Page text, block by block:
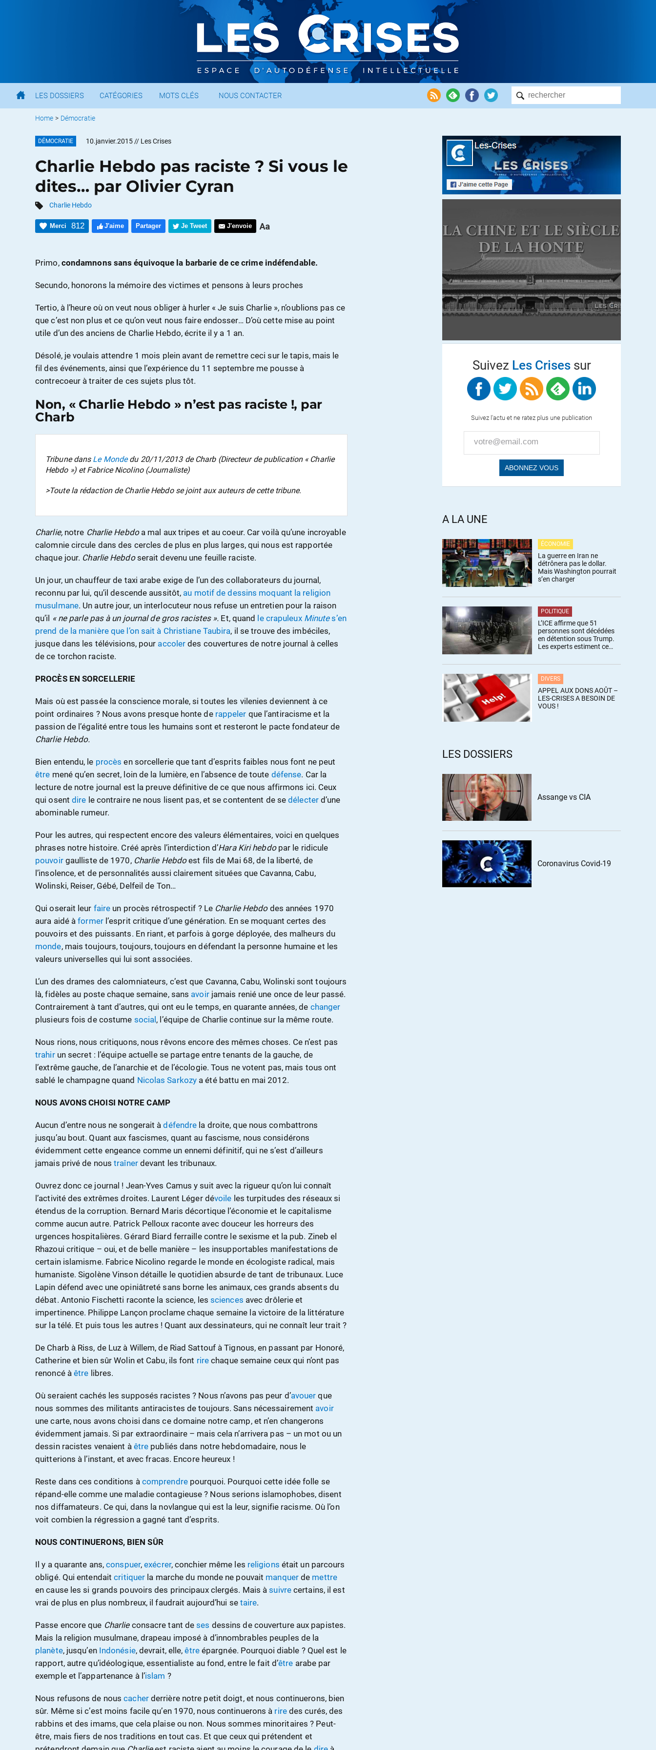
LES DOSSIERS CATÉGORIES MOTS CLÉS NOUS CONTACTER
Home > Démocratie
DÉMOCRATIE 10.janvier.2015 // Les Crises
Charlie Hebdo pas raciste ? Si vous le
dites… par Olivier Cyran
Charlie Hebdo
Merci 812 J'aime Partager Je Tweet J'envoie
Primo,condamnons sans équivoque la barbarie de ce crime indéfendable.
Secundo, honorons la mémoire des victimes et pensons à leurs proches
Tertio, à l’heure où on veut nous obliger à hurler « Je suis Charlie », n’oublions pas ce
que c’est non plus et ce qu’on veut nous faire endosser… D’où cette mise au point
utile d’un des anciens de Charlie Hebdo, écrite il y a 1 an.
Désolé, je voulais attendre 1 mois plein avant de remettre ceci sur le tapis, mais le
fil des événements, ainsi que l’expérience du 11 septembre me pousse à
contrecoeur à traiter de ces sujets plus tôt.
Non, « Charlie Hebdo » n’est pas raciste !, par
Charb
Tribune dans Le Mondedu 20/11/2013 de Charb (Directeur de publication « Charlie
Hebdo ») et Fabrice Nicolino (Journaliste)
>Toute la rédaction de Charlie Hebdo se joint aux auteurs de cette tribune.
Charlie,notre Charlie Hebdoa mal aux tripes et au coeur. Car voilà qu’une incroyable
calomnie circule dans des cercles de plus en plus larges, qui nous est rapportée
chaque jour. Charlie Hebdoserait devenu une feuille raciste.
Un jour, un chauffeur de taxi arabe exige de l’un des collaborateurs du journal,
reconnu par lui, qu’il descende aussitôt, au motif de dessins moquant la religion
musulmane. Un autre jour, un interlocuteur nous refuse un entretien pour la raison
qu’il « ne parle pas à un journal de gros racistes ». Et, quand le crapuleux Minutes’en
prend de la manière que l’on sait à Christiane Taubira, il se trouve des imbéciles,
jusque dans les télévisions, pour accoler des couvertures de notre journal à celles
de ce torchon raciste.
PROCÈS EN SORCELLERIE
Mais où est passée la conscience morale, si toutes les vilenies deviennent à ce
point ordinaires ? Nous avons presque honte de rappeler que l’antiracisme et la
passion de l’égalité entre tous les humains sont et resteront le pacte fondateur de
Charlie Hebdo.
Bien entendu, le procès en sorcellerie que tant d’esprits faibles nous font ne peut
être mené qu’en secret, loin de la lumière, en l’absence de toute défense. Car la
lecture de notre journal est la preuve définitive de ce que nous affirmons ici. Ceux
qui osent dire le contraire ne nous lisent pas, et se contentent de sedélecterd’une
abominable rumeur.
Pour les autres, qui respectent encore des valeurs élémentaires, voici en quelques
phrases notre histoire. Créé après l’interdiction d’Hara Kiri hebdopar le ridicule
pouvoirgaulliste de 1970, Charlie Hebdoest fils de Mai 68, de la liberté, de
l’insolence, et de personnalités aussi clairement situées que Cavanna, Cabu,
Wolinski, Reiser, Gébé, Delfeil de Ton…
Qui oserait leur faire un procès rétrospectif ? Le Charlie Hebdodes années 1970
aura aidé àformerl’esprit critique d’une génération. En se moquant certes des
pouvoirs et des puissants. En riant, et parfois à gorge déployée, des malheurs du
monde, mais toujours, toujours, toujours en défendant la personne humaine et les
valeurs universelles qui lui sont associées.
L’un des drames des calomniateurs, c’est que Cavanna, Cabu, Wolinski sont toujours
là, fidèles au poste chaque semaine, sans avoirjamais renié une once de leur passé.
Contrairement à tant d’autres, qui ont eu le temps, en quarante années, de changer
plusieurs fois de costume social , l’équipe de Charlie continue sur la même route.
Nous rions, nous critiquons, nous rêvons encore des mêmes choses. Ce n’est pas
trahirun secret : l’équipe actuelle se partage entre tenants de la gauche, de
l’extrême gauche, de l’anarchie et de l’écologie. Tous ne votent pas, mais tous ont
sablé le champagne quand Nicolas Sarkozy a été battu en mai 2012.
NOUS AVONS CHOISI NOTRE CAMP
Aucun d’entre nous ne songerait àdéfendre la droite, que nous combattrons
jusqu’au bout. Quant aux fascismes, quant au fascisme, nous considérons
évidemment cette engeance comme un ennemi définitif, qui ne s’est d’ailleurs
jamais privé de noustraînerdevant les tribunaux.
Ouvrez donc ce journal ! Jean-Yves Camus y suit avec la rigueur qu’on lui connaît
l’activité des extrêmes droites. Laurent Léger dévoile les turpitudes des réseaux si
étendus de la corruption. Bernard Maris décortique l’économie et le capitalisme
comme aucun autre. Patrick Pelloux raconte avec douceur les horreurs des
urgences hospitalières. Gérard Biard ferraille contre le sexisme et la pub. Zineb el
Rhazoui critique – oui, et de belle manière – les insupportables manifestations de
certain islamisme. Fabrice Nicolino regarde le monde en écologiste radical, mais
humaniste. Sigolène Vinson détaille le quotidien absurde de tant de tribunaux. Luce
Lapin défend avec une opiniâtreté sans borne les animaux, ces grands absents du
débat. Antonio Fischetti raconte la science, les sciences avec drôlerie et
impertinence. Philippe Lançon proclame chaque semaine la victoire de la littérature
sur la télé. Et puis tous les autres ! Quant aux dessinateurs, qui ne connaît leur trait ?
De Charb à Riss, de Luz à Willem, de Riad Sattouf à Tignous, en passant par Honoré,
Catherine et bien sûr Wolin et Cabu, ils font rire chaque semaine ceux qui n’ont pas
renoncé à être libres.
Où seraient cachés les supposés racistes ? Nous n’avons pas peur d’avouer que
nous sommes des militants antiracistes de toujours. Sans nécessairement avoir
une carte, nous avons choisi dans ce domaine notre camp, et n’en changerons
évidemment jamais. Si par extraordinaire – mais cela n’arrivera pas – un mot ou un
dessin racistes venaient à être publiés dans notre hebdomadaire, nous le
quitterions à l’instant, et avec fracas. Encore heureux !
Reste dans ces conditions à comprendrepourquoi. Pourquoi cette idée folle se
répand-elle comme une maladie contagieuse ? Nous serions islamophobes, disent
nos diffamateurs. Ce qui, dans la novlangue qui est la leur, signifie racisme. Où l’on
voit combien la régression a gagné tant d’esprits.
NOUS CONTINUERONS, BIEN SÛR
Il y a quarante ans,conspuer,exécrer, conchier même les religions était un parcours
obligé. Qui entendaitcritiquer la marche du monde ne pouvait manquerde mettre
en cause les si grands pouvoirs des principaux clergés. Mais àsuivrecertains, il est
vrai de plus en plus nombreux, il faudrait aujourd’hui se taire.
Passe encore que Charlieconsacre tant deses dessins de couverture aux papistes.
Mais la religion musulmane, drapeau imposé à d’innombrables peuples de la
planète, jusqu’en Indonésie, devrait, elle,êtreépargnée. Pourquoi diable ? Quel est le
rapport, autre qu’idéologique, essentialiste au fond, entre le fait d’être arabe par
exemple et l’appartenance à l’islam ?
Nous refusons de nouscacherderrière notre petit doigt, et nous continuerons, bien
sûr. Même si c’est moins facile qu’en 1970, nous continuerons à riredes curés, des
rabbins et des imams, que cela plaise ou non. Nous sommes minoritaires ? Peut-
être, mais fiers de nos traditions en tout cas. Et que ceux qui prétendent et
Suivez Les Crisessur
Suivez l'actu et ne ratez plus une publication
A LA UNE
ÉCONOMIE
La guerre en Iran ne
détrônera pas le dollar.
Mais Washington pourrait
s’en charger
POLITIQUE
L’ICE affirme que 51
personnes sont décédées
en détention sous Trump.
Les experts estiment ce
DIVERS
APPEL AUX DONS AOÛT –
LES-CRISES A BESOIN DE
VOUS !
LES DOSSIERS
Assange vs CIA
Coronavirus Covid-19